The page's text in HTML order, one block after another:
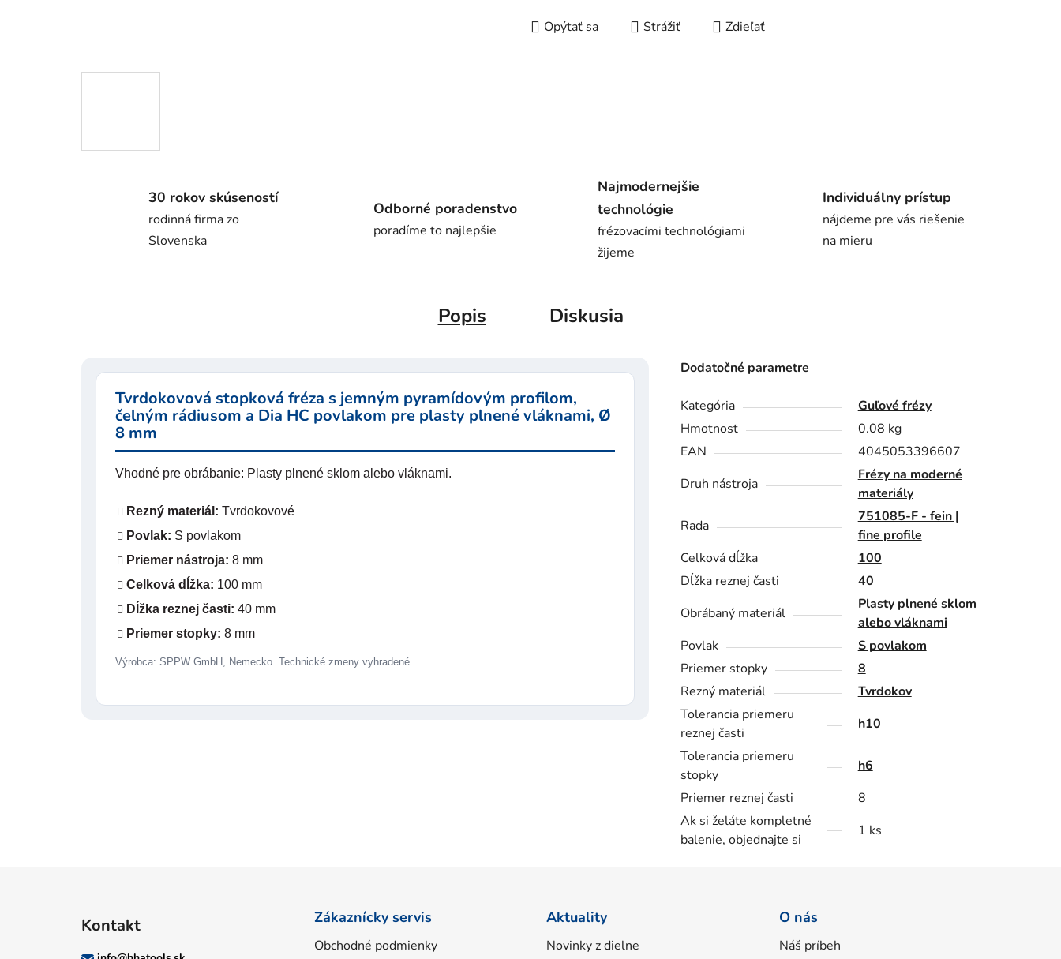
Opýtať sa Strážiť Zdieľať
30 rokov skúseností
rodinná firma zo
Slovenska
Odborné poradenstvo
poradíme to najlepšie
Najmodernejšie
technológie
frézovacími technológiami
žijeme
Individuálny prístup
nájdeme pre vás riešenie
na mieru
Popis Diskusia
Tvrdokovová stopková fréza s jemným pyramídovým profilom,
čelným rádiusom a Dia HC povlakom pre plasty plnené vláknami, Ø
8 mm
Vhodné pre obrábanie: Plasty plnené sklom alebo vláknami.
Rezný materiál: Tvrdokovové
Povlak: S povlakom
Priemer nástroja: 8 mm
Celková dĺžka: 100 mm
Dĺžka reznej časti: 40 mm
Priemer stopky: 8 mm
Výrobca: SPPW GmbH, Nemecko. Technické zmeny vyhradené.
Dodatočné parametre
Kategória
Guľové frézy
Hmotnosť
0.08 kg
EAN
4045053396607
Druh nástroja
Frézy na moderné
materiály
Rada
751085-F - fein |
fine profile
Celková dĺžka
100
Dĺžka reznej časti
40
Obrábaný materiál
Plasty plnené sklom
alebo vláknami
Povlak
S povlakom
Priemer stopky
8
Rezný materiál
Tvrdokov
Tolerancia priemeru
reznej časti
h10
Tolerancia priemeru
stopky
h6
Priemer reznej časti
8
Ak si želáte kompletné
balenie, objednajte si
1 ks
Kontakt Zákaznícky servis
Obchodné podmienky
Aktuality
Novinky z dielne
O nás
Náš príbeh